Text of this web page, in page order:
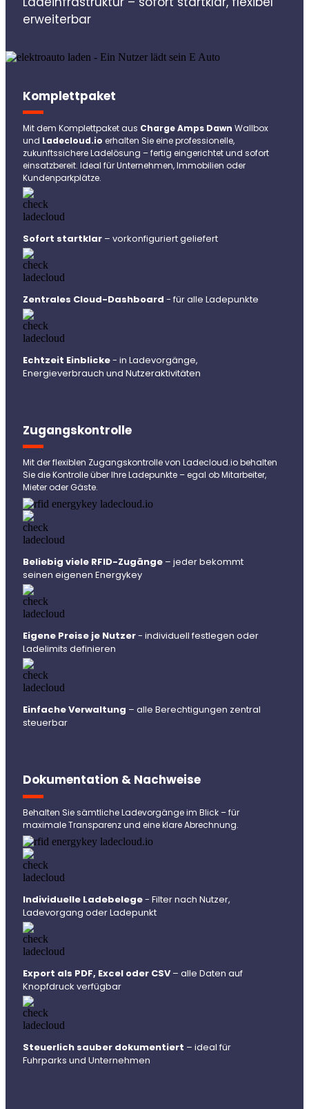
erweiterbar
Komplettpaket
Mit dem Komplettpaket aus Charge Amps Dawn Wallbox
und Ladecloud.io erhalten Sie eine professionelle,
zukunftssichere Ladelösung – fertig eingerichtet und sofort
einsatzbereit. Ideal für Unternehmen, Immobilien oder
Kundenparkplätze.
Sofort startklar – vorkonfiguriert geliefert
Zentrales Cloud-Dashboard - für alle Ladepunkte
Echtzeit Einblicke- in Ladevorgänge,
Energieverbrauch und Nutzeraktivitäten
Zugangskontrolle
Mit der flexiblen Zugangskontrolle von Ladecloud.io behalten
Sie die Kontrolle über Ihre Ladepunkte – egal ob Mitarbeiter,
Mieter oder Gäste.
Beliebig viele RFID-Zugänge – jeder bekommt
seinen eigenen Energykey
Eigene Preise je Nutzer- individuell festlegen oder
Ladelimits definieren
Einfache Verwaltung – alle Berechtigungen zentral
steuerbar
Dokumentation & Nachweise
Behalten Sie sämtliche Ladevorgänge im Blick – für
maximale Transparenz und eine klare Abrechnung.
Individuelle Ladebelege- Filter nach Nutzer,
Ladevorgang oder Ladepunkt
Export als PDF, Excel oder CSV– alle Daten auf
Knopfdruck verfügbar
Steuerlich sauber dokumentiert – ideal für
Fuhrparks und Unternehmen